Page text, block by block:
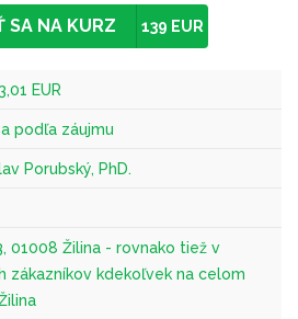
SA NA KURZ 139 EUR
EUR
podľa záujmu
Porubský, PhD.
01008 Žilina - rovnako tiež v
zákazníkov kdekoľvek na celom